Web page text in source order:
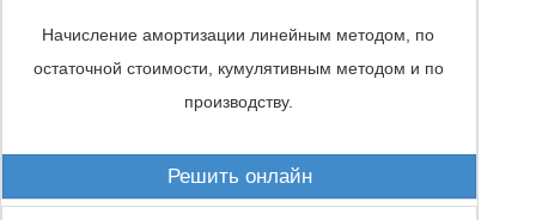
Начисление амортизации линейным методом, по
остаточной стоимости, кумулятивным методом и по
производству.
Решить онлайн